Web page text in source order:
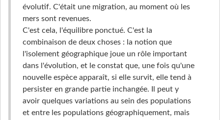
évolutif. C'était une migration, au moment où les
mers sont revenues.
C'est cela, l'équilibre ponctué. C'est la
combinaison de deux choses : la notion que
l'isolement géographique joue un rôle important
dans l'évolution, et le constat que, une fois qu'une
nouvelle espèce apparaît, si elle survit, elle tend à
persister en grande partie inchangée. Il peut y
avoir quelques variations au sein des populations
et entre les populations géographiquement, mais